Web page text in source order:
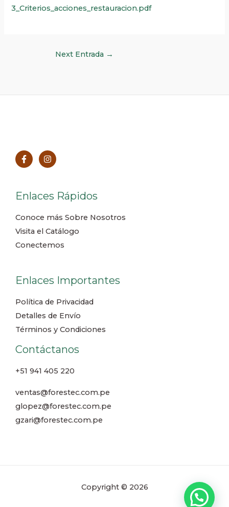
3_Criterios_acciones_restauracion.pdf
Next Entrada →
Enlaces Rápidos
Conoce más Sobre Nosotros
Visita el Catálogo
Conectemos
Enlaces Importantes
Política de Privacidad
Detalles de Envío
Términos y Condiciones
Contáctanos
+51 941 405 220
ventas@forestec.com.pe
glopez@forestec.com.pe
gzari@forestec.com.pe
Copyright © 2026